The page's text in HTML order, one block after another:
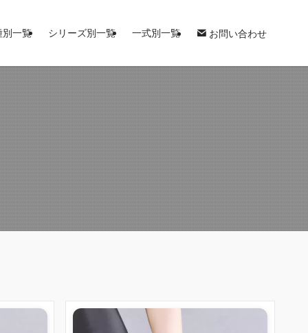
別一覧 シリーズ別一覧 一式別一覧 お問い合わせ